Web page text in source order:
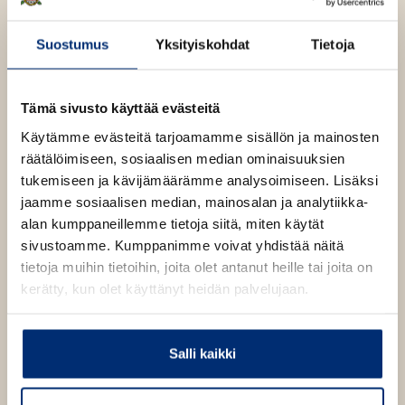
Suostumus Yksityiskohdat Tietoja
Tämä sivusto käyttää evästeitä
Käytämme evästeitä tarjoamamme sisällön ja mainosten
räätälöimiseen, sosiaalisen median ominaisuuksien
tukemiseen ja kävijämäärämme analysoimiseen. Lisäksi
jaamme sosiaalisen median, mainosalan ja analytiikka-
alan kumppaneillemme tietoja siitä, miten käytät
sivustoamme. Kumppanimme voivat yhdistää näitä
tietoja muihin tietoihin, joita olet antanut heille tai joita on
kerätty, kun olet käyttänyt heidän palvelujaan.
Salli kaikki
e
a
u
t
e
e
n
v
ä
l
i
l
h
e
e
a
u
u
t
e
e
n
v
ä
l
l
t
Järvinen
Keltikangas-Järvinen on suomalaisen
temperamenttitutkimuksen uranuurtaja. Hän on
käsitellyt teoksissaan itsetuntoa, sosiaalisuutta ja
temperamentin vaikutuksia muun muassa ihmisen
yksilöllisyyteen, koulumenestykseen ja
elämänhallintaan. Keltikangas-Järvinen valittiin
Vuoden professoriksi 2008, ja hänen teoksensa
Sosiaalisuus ja sosiaaliset taidot (2010) sai Lauri Jäntin
säätiön tietokirjapalkinnon "merkittävänä
L
i